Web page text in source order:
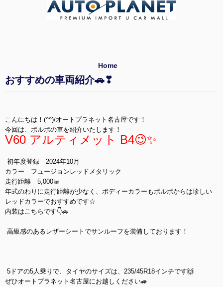
Home
おすすめの車両紹介🚗❣
こんにちは！(^^)/オートプラネット名古屋です！
今回は、ボルボの車を紹介いたします！
V60 アルティメット B4😉✨
初年度登録 2024年10月
カラー フュージョンレッドメタリック
走行距離 5,000㎞
年式のわりに走行距離が少なく、ボディーカラーもボルボからは珍しい
レッドカラーでおすすめです☆
内装はこちらです👇🚗
高級感のあるレザーシートでサンルーフを装備しております！
5ドアの5人乗りで、タイヤのサイズは、235/45R18インチです🙌
ぜひオートプラネット名古屋にお越しください🚙